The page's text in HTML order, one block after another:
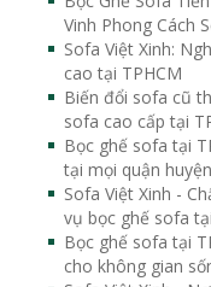
Vinh Phong Cách
Sofa Việt Xinh:
cao tại TPHCM
Biến đổi sofa cũ
sofa cao cấp tại
Bọc ghế sofa tại
tại mọi quận huyện
Sofa Việt Xinh -
vụ bọc ghế sofa
Bọc ghế sofa tại
cho không gian